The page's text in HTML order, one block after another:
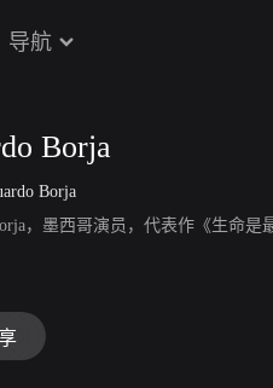
导航
Borja
Borja
，墨西哥演员，代表作《生命是